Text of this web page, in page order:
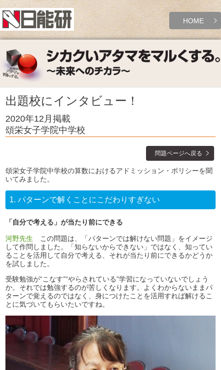
HOME
出題校にインタビュー！
2020年12月掲載
頌栄女子学院中学校
問題ページへ戻る
頌栄女子学院中学校の算数におけるアドミッション・ポリシーを聞
いてみました。
1. パターンで解くことにこだわりすぎない
「自分で考える」が当たり前にできる
河野先生 この問題は、「パターンでは解けない問題」をイメージ
して作問しました。「知らないからできない」ではなく、知ってい
ることを活用して自分で考える、それが当たり前にできるかどうか
を試しました。
受験勉強が“こなす”“やらされている”学習になっていないでしょう
か。それでは勉強するのが苦しくなります。よくわからないままパ
ターンで覚えるのではなく、身につけたことを活用すれば解けるこ
とに気づいてもらいたいですね。